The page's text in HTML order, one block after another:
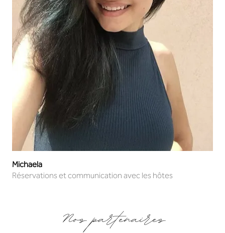
Michaela
Réservations et communication avec les hôtes
Nos partenaires